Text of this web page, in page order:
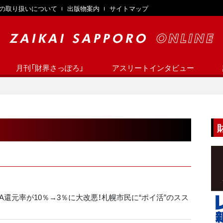
取り扱いについて 出版物案内 サイトマップ
月刊「財界さっぽろ」 アスリートインタビュー
還元率が10％→3％に大改悪！札幌市民に“ポイ活”のスス